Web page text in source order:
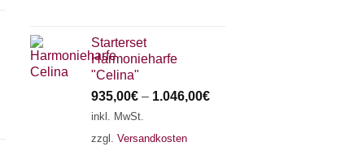
Starterset
Harmonieharfe
"Celina"
935,00€ – 1.046,00€
inkl. MwSt.
zzgl. Versandkosten